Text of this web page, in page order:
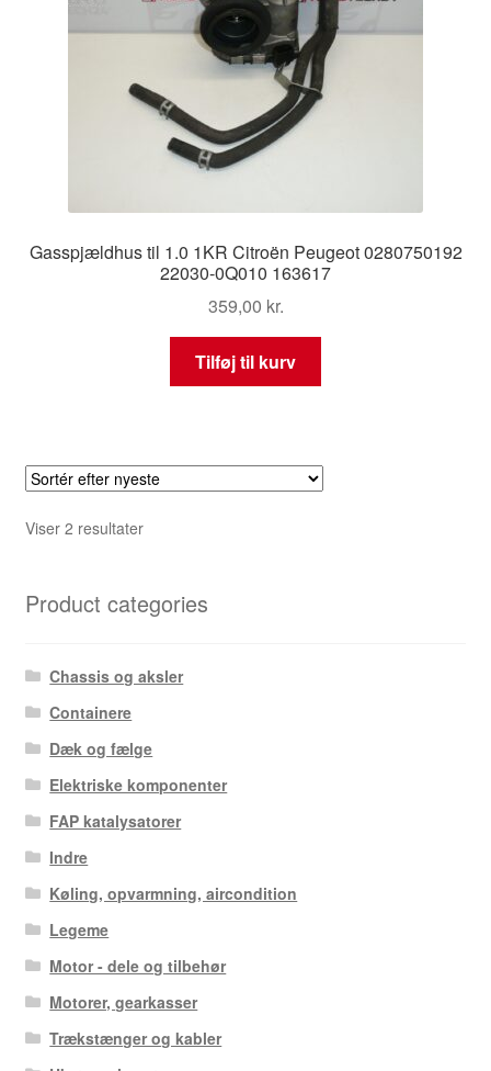
Gasspjældhus til 1.0 1KR Citroën Peugeot 0280750192
22030-0Q010 163617
359,00 kr.
Tilføj til kurv
Viser 2 resultaterSorteret
Product categories
Chassis og aksler
Containere
Dæk og fælge
Elektriske komponenter
FAP katalysatorer
Indre
Køling, opvarmning, aircondition
Legeme
Motor - dele og tilbehør
Motorer, gearkasser
Trækstænger og kabler